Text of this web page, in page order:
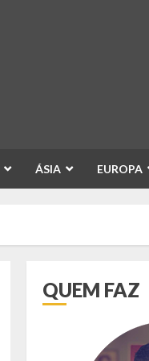
ÁSIA EUROPA
QUEM FAZ